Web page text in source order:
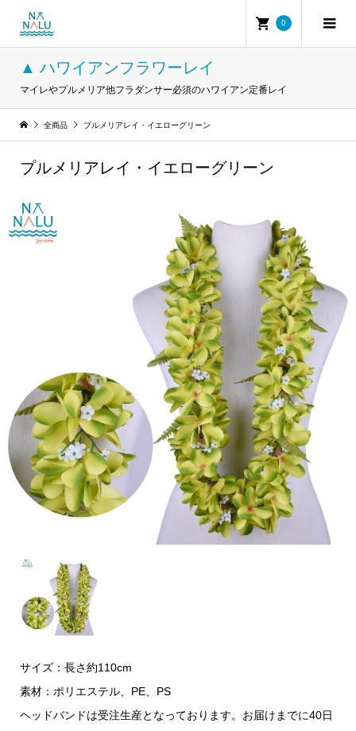
0
▲ ハワイアンフラワーレイ
マイレやプルメリア他フラダンサー必須のハワイアン定番レイ
全商品 プルメリアレイ・イエローグリーン
プルメリアレイ・イエローグリーン
サイズ：長さ約110cm
素材：ポリエステル、PE、PS
ヘッドバンドは受注生産となっております。お届けまでに40日